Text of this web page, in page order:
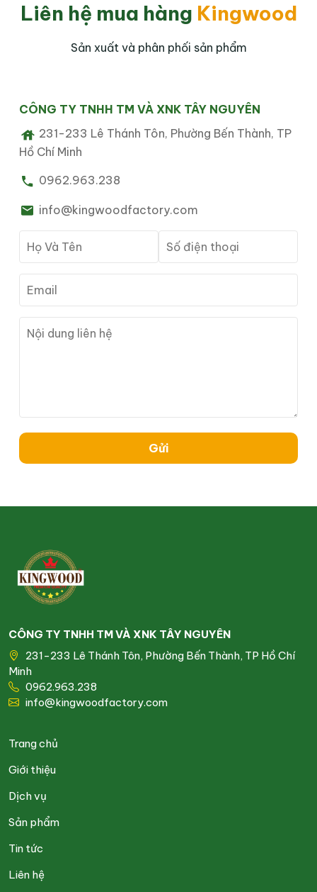
Liên hệ mua hàng Kingwood
Sản xuất và phân phối sản phẩm
CÔNG TY TNHH TM VÀ XNK TÂY NGUYÊN
231-233 Lê Thánh Tôn, Phường Bến Thành, TP
Hồ Chí Minh
0962.963.238
info@kingwoodfactory.com
CÔNG TY TNHH TM VÀ XNK TÂY NGUYÊN
231-233 Lê Thánh Tôn, Phường Bến Thành, TP Hồ Chí
Minh
0962.963.238
info@kingwoodfactory.com
Trang chủ
Giới thiệu
Dịch vụ
Sản phẩm
Tin tức
Liên hệ